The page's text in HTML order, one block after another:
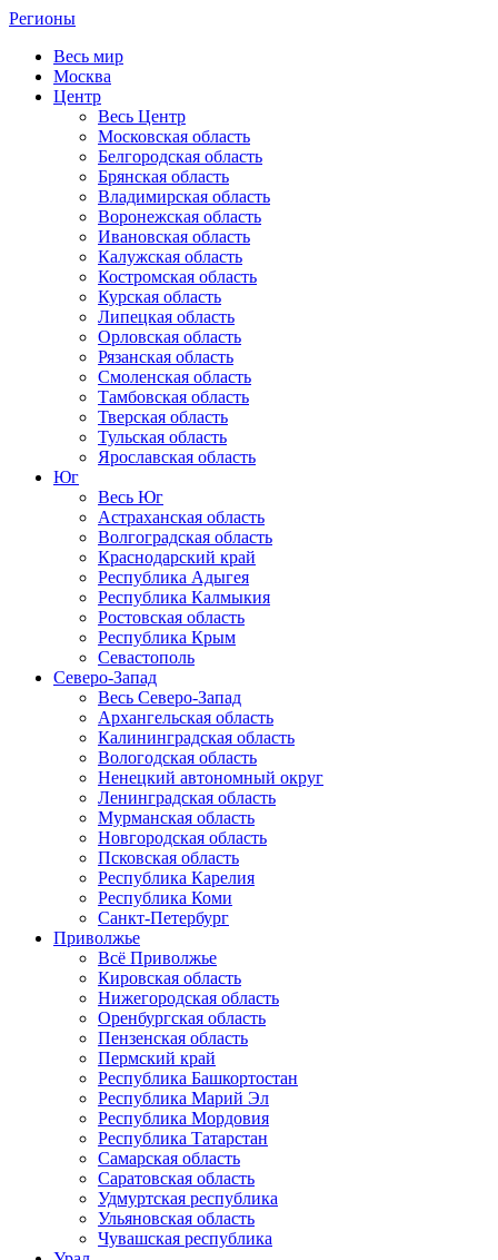
Регионы
Весь мир
Москва
Центр
Весь Центр
Московская область
Белгородская область
Брянская область
Владимирская область
Воронежская область
Ивановская область
Калужская область
Костромская область
Курская область
Липецкая область
Орловская область
Рязанская область
Смоленская область
Тамбовская область
Тверская область
Тульская область
Ярославская область
Юг
Весь Юг
Астраханская область
Волгоградская область
Краснодарский край
Республика Адыгея
Республика Калмыкия
Ростовская область
Республика Крым
Севастополь
Северо-Запад
Весь Северо-Запад
Архангельская область
Калининградская область
Вологодская область
Ненецкий автономный округ
Ленинградская область
Мурманская область
Новгородская область
Псковская область
Республика Карелия
Республика Коми
Санкт-Петербург
Приволжье
Всё Приволжье
Кировская область
Нижегородская область
Оренбургская область
Пензенская область
Пермский край
Республика Башкортостан
Республика Марий Эл
Республика Мордовия
Республика Татарстан
Самарская область
Саратовская область
Удмуртская республика
Ульяновская область
Чувашская республика